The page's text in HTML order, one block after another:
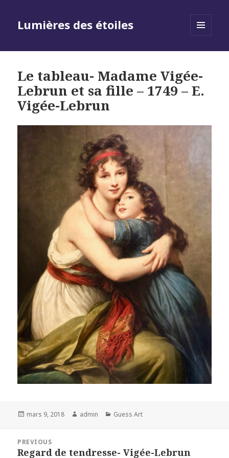
Lumières des étoiles
Le tableau- Madame Vigée-
Lebrun et sa fille – 1749 – E.
Vigée-Lebrun
Posted
mars 9, 2018 Author
admin Categories
Guess Art
PREVIOUS
Previous
Regard de tendresse- Vigée-Lebrun